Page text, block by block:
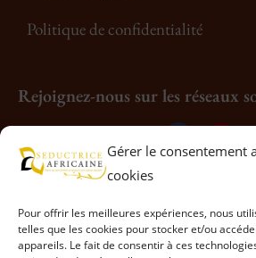
Gérer le consentement
cookies
Pour offrir les meilleures expériences, nous
telles que les cookies pour stocker et/ou
appareils. Le fait de consentir à ces
Politique de confidentialité
Rejoignez-nous sur les réseaux